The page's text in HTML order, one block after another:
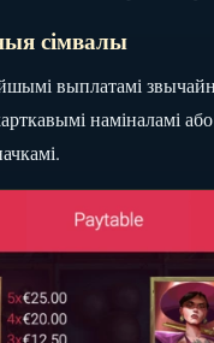
сімвалы
выплатамі
наміналамі